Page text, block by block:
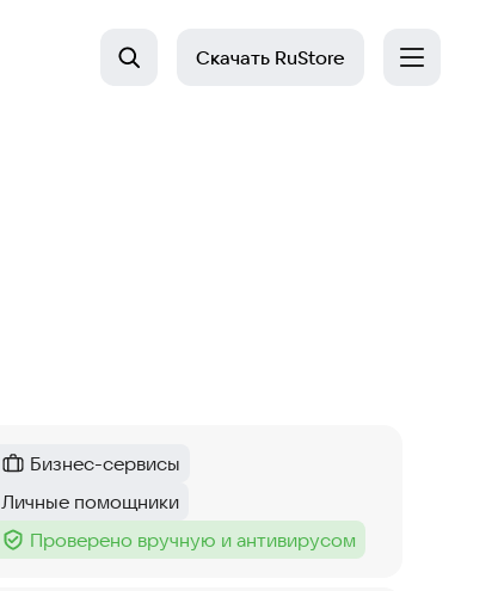
Скачать RuStore
Категория:
Бизнес-сервисы
Тег :
Личные помощники
Тег :
Проверено вручную и антивирусом